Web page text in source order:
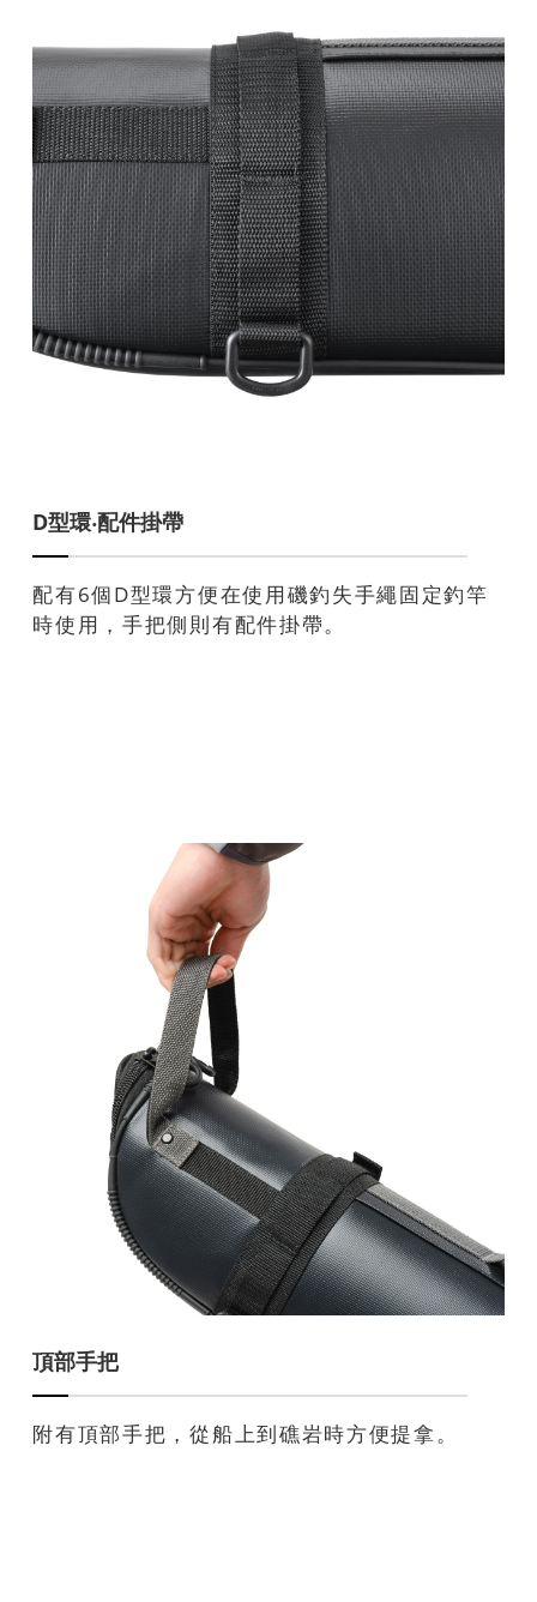
D型環‧配件掛帶
配有6個D型環方便在使用磯釣失手繩固定釣竿
時使用，手把側則有配件掛帶。
頂部手把
附有頂部手把，從船上到礁岩時方便提拿。